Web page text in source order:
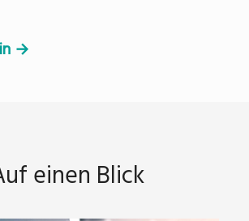
→
einen Blick